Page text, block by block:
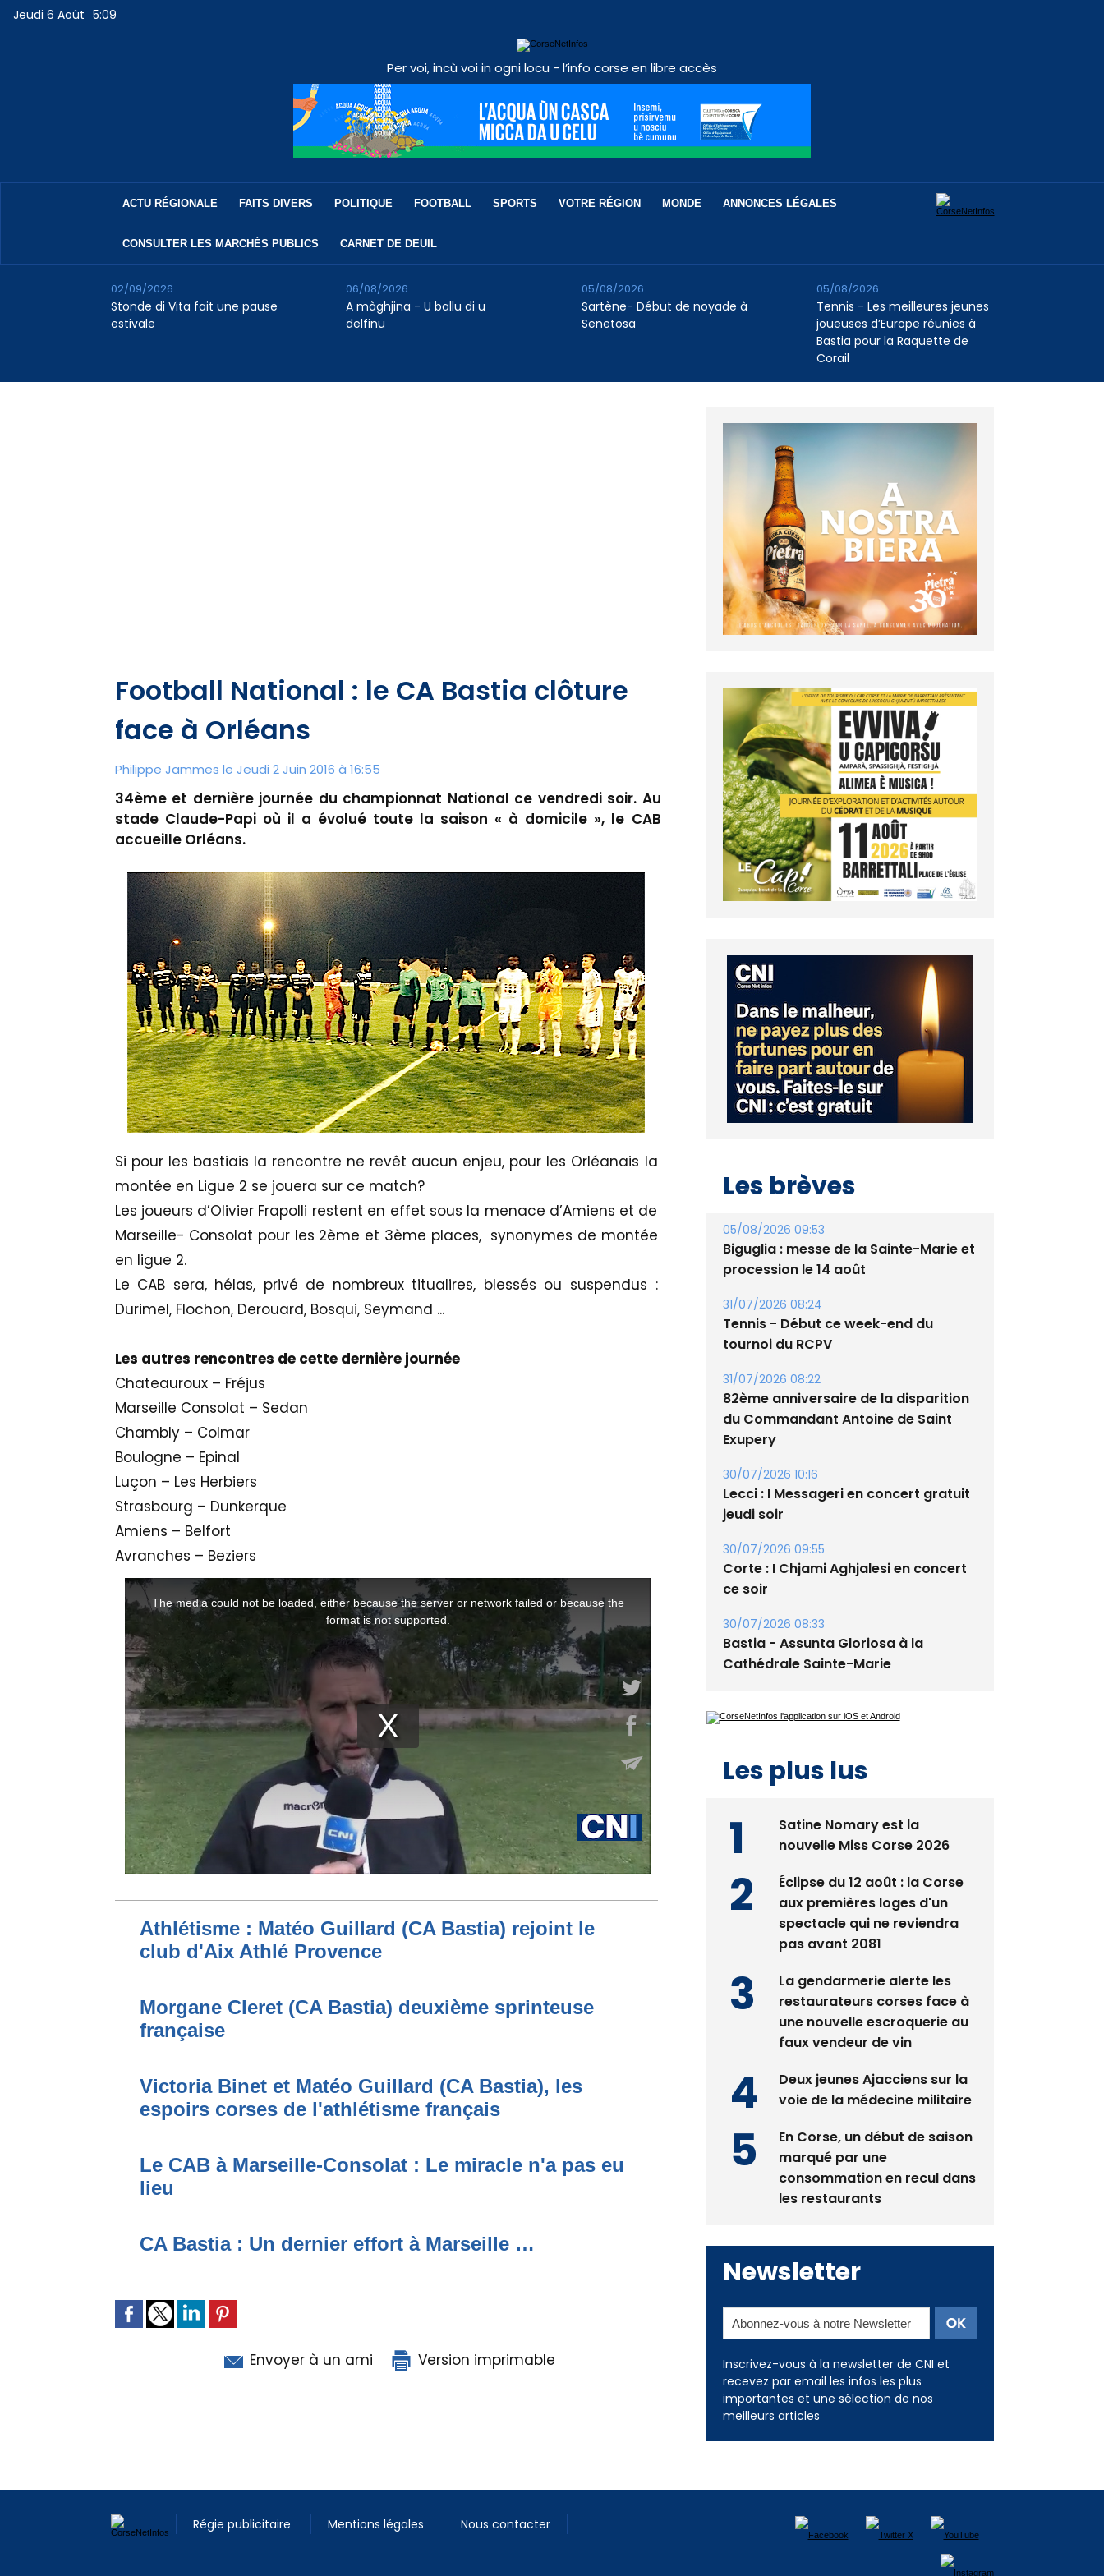
Jeudi 6 Août 5:09
Per voi, incù voi in ogni locu - l’info corse en libre accès
ACTU RÉGIONALE FAITS DIVERS POLITIQUE FOOTBALL SPORTS VOTRE RÉGION MONDE ANNONCES LÉGALES
CONSULTER LES MARCHÉS PUBLICS CARNET DE DEUIL
Stonde di Vita fait une pause
estivale
02/09/2026
A màghjina - U ballu di u
delfinu
06/08/2026
Sartène- Début de noyade à
Senetosa
05/08/2026
Tennis - Les meilleures jeunes
joueuses d’Europe réunies à
Bastia pour la Raquette de
Corail
05/08/2026
Football National : le CA Bastia clôture
face à Orléans
Philippe Jammes le Jeudi 2 Juin 2016 à 16:55
34ème et dernière journée du championnat National ce vendredi soir. Au
stade Claude-Papi où il a évolué toute la saison « à domicile », le CAB
accueille Orléans.
Si pour les bastiais la rencontre ne revêt aucun enjeu, pour les Orléanais la
montée en Ligue 2 se jouera sur ce match?
Les joueurs d’Olivier Frapolli restent en effet sous la menace d’Amiens et de
Marseille- Consolat pour les 2ème et 3ème places, synonymes de montée
en ligue 2.
Le CAB sera, hélas, privé de nombreux titualires, blessés ou suspendus :
Durimel, Flochon, Derouard, Bosqui, Seymand ...
Les autres rencontres de cette dernière journée
Chateauroux – Fréjus
Marseille Consolat – Sedan
Chambly – Colmar
Boulogne – Epinal
Luçon – Les Herbiers
Strasbourg – Dunkerque
Amiens – Belfort
Avranches – Beziers
Athlétisme : Matéo Guillard (CA Bastia) rejoint le
club d'Aix Athlé Provence
Morgane Cleret (CA Bastia) deuxième sprinteuse
française
Victoria Binet et Matéo Guillard (CA Bastia), les
espoirs corses de l'athlétisme français
Le CAB à Marseille-Consolat : Le miracle n'a pas eu
lieu
CA Bastia : Un dernier effort à Marseille …
Envoyer à un ami Version imprimable
Les brèves
05/08/2026 09:53
Biguglia : messe de la Sainte-Marie et
procession le 14 août
31/07/2026 08:24
Tennis - Début ce week-end du
tournoi du RCPV
31/07/2026 08:22
82ème anniversaire de la disparition
du Commandant Antoine de Saint
Exupery
30/07/2026 10:16
Lecci : I Messageri en concert gratuit
jeudi soir
30/07/2026 09:55
Corte : I Chjami Aghjalesi en concert
ce soir
30/07/2026 08:33
Bastia - Assunta Gloriosa à la
Cathédrale Sainte-Marie
Les plus lus
Satine Nomary est la
nouvelle Miss Corse 2026
Éclipse du 12 août : la Corse
aux premières loges d'un
spectacle qui ne reviendra
pas avant 2081
La gendarmerie alerte les
restaurateurs corses face à
une nouvelle escroquerie au
faux vendeur de vin
Deux jeunes Ajacciens sur la
voie de la médecine militaire
En Corse, un début de saison
marqué par une
consommation en recul dans
les restaurants
Newsletter
Inscrivez-vous à la newsletter de CNI et
recevez par email les infos les plus
importantes et une sélection de nos
meilleurs articles
Régie publicitaire Mentions légales Nous contacter